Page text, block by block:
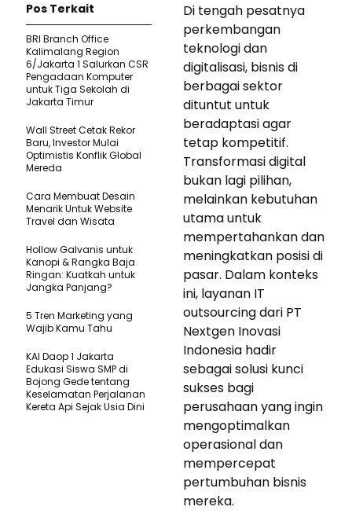
Di tengah pesatnya
perkembangan
teknologi dan
digitalisasi, bisnis di
berbagai sektor
dituntut untuk
beradaptasi agar
tetap kompetitif.
Transformasi digital
bukan lagi pilihan,
melainkan kebutuhan
utama untuk
mempertahankan dan
meningkatkan posisi di
pasar. Dalam konteks
ini, layanan IT
outsourcing dari PT
Nextgen Inovasi
Indonesia hadir
sebagai solusi kunci
sukses bagi
perusahaan yang ingin
mengoptimalkan
operasional dan
mempercepat
pertumbuhan bisnis
mereka.
Pos Terkait
BRI Branch Office
Kalimalang Region
6/Jakarta 1 Salurkan CSR
Pengadaan Komputer
untuk Tiga Sekolah di
Jakarta Timur
Wall Street Cetak Rekor
Baru, Investor Mulai
Optimistis Konflik Global
Mereda
Cara Membuat Desain
Menarik Untuk Website
Travel dan Wisata
Hollow Galvanis untuk
Kanopi & Rangka Baja
Ringan: Kuatkah untuk
Jangka Panjang?
5 Tren Marketing yang
Wajib Kamu Tahu
KAI Daop 1 Jakarta
Edukasi Siswa SMP di
Bojong Gede tentang
Keselamatan Perjalanan
Kereta Api Sejak Usia Dini